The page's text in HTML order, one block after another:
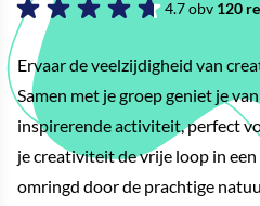
4.7 obv 120
Ervaar de veelzijdigheid van
Samen met je groep geniet je
inspirerende activiteit, perfect
je creativiteit de vrije loop in een
omringd door de prachtige